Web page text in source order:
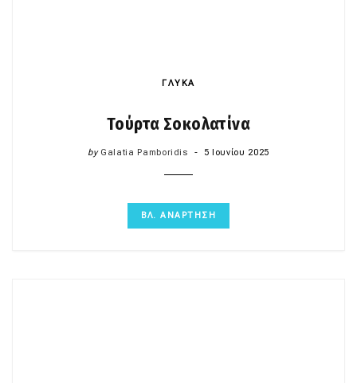
ΓΛΥΚΑ
Τούρτα Σοκολατίνα
by Galatia Pamboridis 5 Ιουνίου 2025
ΒΛ. ΑΝΑΡΤΗΣΗ